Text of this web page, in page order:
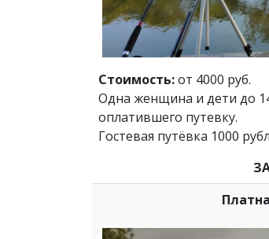
Стоимость:от 4000 руб.
Одна женщина и дети до
оплатившего путевку.
Гостевая путёвка 1000